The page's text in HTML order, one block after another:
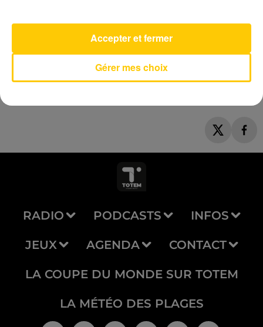
Ma Liberte De Penser
FLORENT PAGNY
RADIO PODCASTS INFOS
JEUX AGENDA CONTACT
LA COUPE DU MONDE SUR TOTEM
LA MÉTÉO DES PLAGES
Gérer mes choix
Accepter et fermer